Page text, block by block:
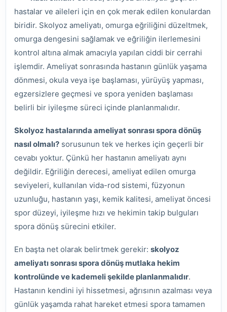
hastalar ve aileleri için en çok merak edilen konulardan
biridir. Skolyoz ameliyatı, omurga eğriliğini düzeltmek,
omurga dengesini sağlamak ve eğriliğin ilerlemesini
kontrol altına almak amacıyla yapılan ciddi bir cerrahi
işlemdir. Ameliyat sonrasında hastanın günlük yaşama
dönmesi, okula veya işe başlaması, yürüyüş yapması,
egzersizlere geçmesi ve spora yeniden başlaması
belirli bir iyileşme süreci içinde planlanmalıdır.
Skolyoz hastalarında ameliyat sonrası spora dönüş
nasıl olmalı? sorusunun tek ve herkes için geçerli bir
cevabı yoktur. Çünkü her hastanın ameliyatı aynı
değildir. Eğriliğin derecesi, ameliyat edilen omurga
seviyeleri, kullanılan vida-rod sistemi, füzyonun
uzunluğu, hastanın yaşı, kemik kalitesi, ameliyat öncesi
spor düzeyi, iyileşme hızı ve hekimin takip bulguları
spora dönüş sürecini etkiler.
En başta net olarak belirtmek gerekir: skolyoz
ameliyatı sonrası spora dönüş mutlaka hekim
kontrolünde ve kademeli şekilde planlanmalıdır.
Hastanın kendini iyi hissetmesi, ağrısının azalması veya
günlük yaşamda rahat hareket etmesi spora tamamen